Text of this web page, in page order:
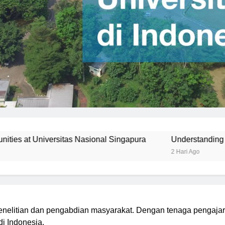
Singapura Understanding the Curriculum at
dan pengabdian masyarakat. Dengan tenaga
Indonesia.